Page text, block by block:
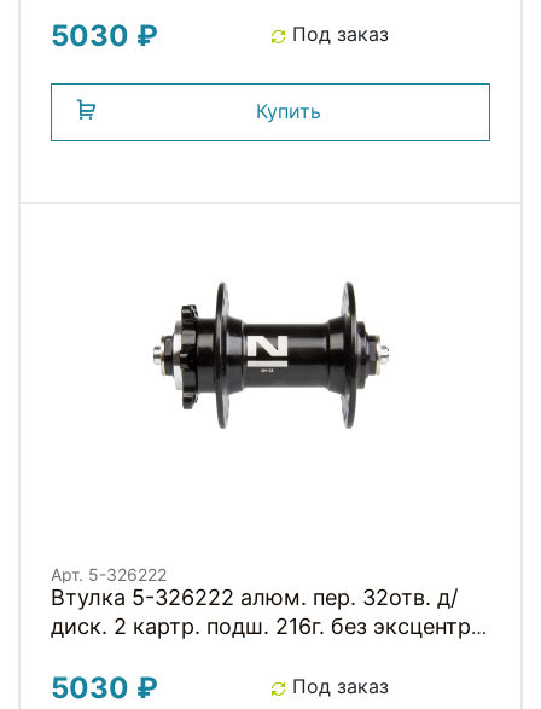
5030 ₽ Под заказ
Купить
Арт. 5-326222
Втулка 5-326222 алюм. пер. 32отв. д/
диск. 2 картр. подш. 216г. без эксцентр.
5030 ₽ Под заказ